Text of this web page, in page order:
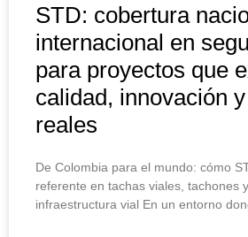
STD: cobertura
internacional en
para proyectos que
calidad, innovación
reales
De Colombia para el mundo: cómo
referente en tachas viales, tachones
infraestructura vial En un entorno